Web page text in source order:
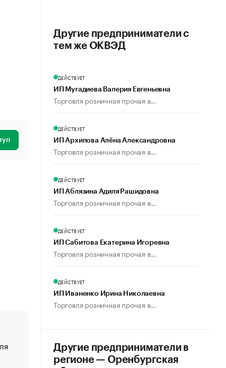
«От спорта тело стареет иначе». Как живет глава
создавшей GTA
Другие предприниматели с
тем же ОКВЭД
ДЕЙСТВУЕТ
ИП Мугадиева Валерия Евгеньевна
Торговля розничная прочая в...
ДЕЙСТВУЕТ
ИП Архипова Алёна Александровна
Торговля розничная прочая в...
ДЕЙСТВУЕТ
ИП Аблязина Адиля Рашидовна
Торговля розничная прочая в...
ДЕЙСТВУЕТ
ИП Сабитова Екатерина Игоревна
Торговля розничная прочая в...
ДЕЙСТВУЕТ
ИП Иваненко Ирина Николаевна
Торговля розничная прочая в...
Другие предприниматели в
регионе — Оренбургская